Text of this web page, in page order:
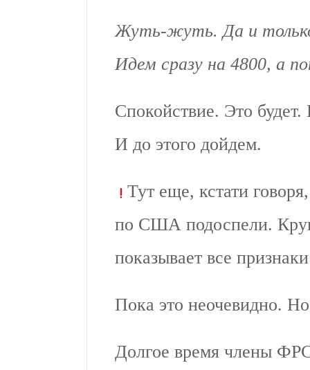
Жуть-жуть. Да и
Идем сразу на 4800, а
Спокойствие. Это
И до этого дойдем.
Тут еще, кстати
по США подоспели.
показывает все
Пока это неочевидно.
Долгое время члены